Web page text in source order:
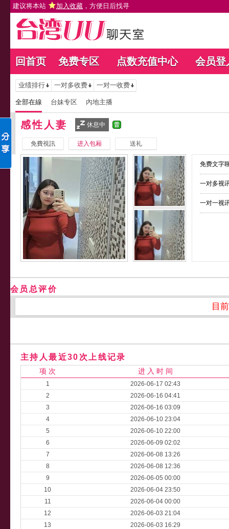
建议将本站 加入收藏 ，方便日后找寻
回首页 免费专区 点数充值中心 会员登
业绩排行 一对多收费 一对一收费
全部在線 台妹专区 內地主播
感性人妻 休息中
免費視訊 进入包厢 送礼
免费文字
一对多视
一对一视
会员总评价
目
主持人最近30次上线记录
项 次 进 入 时 间
1
2026-06-17 02:43
2
2026-06-16 04:41
3
2026-06-16 03:09
4
2026-06-10 23:04
5
2026-06-10 22:00
6
2026-06-09 02:02
7
2026-06-08 13:26
8
2026-06-08 12:36
9
2026-06-05 00:00
10
2026-06-04 23:50
11
2026-06-04 00:00
12
2026-06-03 21:04
13
2026-06-03 16:29